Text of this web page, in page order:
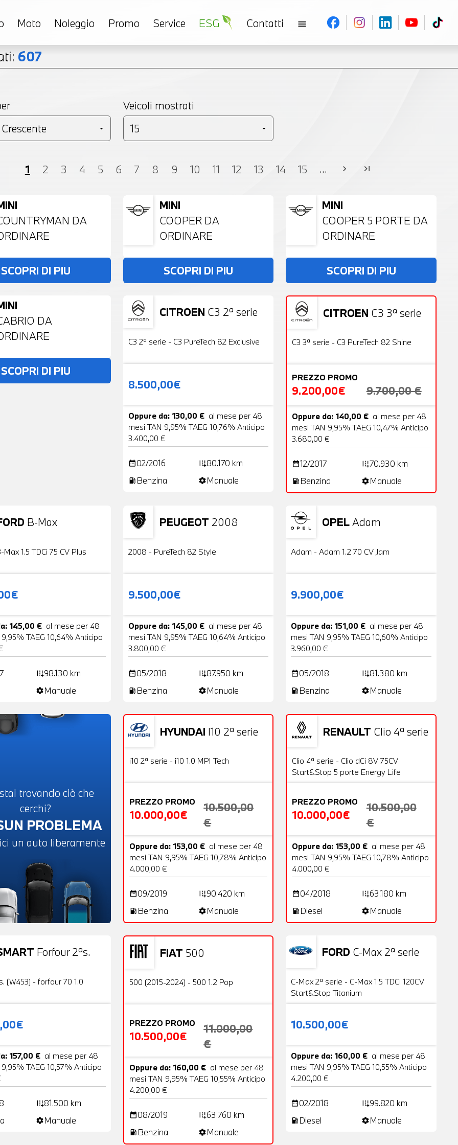
Moto Noleggio Promo Service ESG Contatti menu
607
Coupé SUV
Veicoli mostrati
1 2 3 4 5 6 7 8 9 10 11 12 13 14 15 ... chevron_right last_page
DA
SCOPRI DI PIU
MINI
COOPER DA
ORDINARE
SCOPRI DI PIU
MINI
COOPER 5 PORTE DA
ORDINARE
SCOPRI DI PIU
DA
SCOPRI DI PIU
CITROEN C3 2ª serie
Usato 19 Foto
C3 2ª serie - C3 PureTech 82 Exclusive
8.500,00€
Oppure da: 130,00 € al mese per 48
mesi TAN 9,95% TAEG 10,76% Anticipo
3.400,00 €
date_range02/2016 add_road80.170 km
local_gas_station Benzina settingsManuale
CITROEN C3 3ª serie
OFFERTA
Usato 22 Foto
C3 3ª serie - C3 PureTech 82 Shine
PREZZO PROMO
9.200,00€ 9.700,00 €
Oppure da: 140,00 € al mese per 48
mesi TAN 9,95% TAEG 10,47% Anticipo
3.680,00 €
date_range12/2017 add_road70.930 km
local_gas_station Benzina settingsManuale
B-Max
1.5 TDCi 75 CV Plus
145,00 € al mese per 48
TAEG 10,64% Anticipo
add_road98.130 km
settingsManuale
PEUGEOT 2008
Usato
2008 - PureTech 82 Style
9.500,00€
Oppure da: 145,00 € al mese per 48
mesi TAN 9,95% TAEG 10,64% Anticipo
3.800,00 €
date_range05/2018 add_road87.950 km
local_gas_station Benzina settingsManuale
OPELAdam
Usato
Adam - Adam 1.2 70 CV Jam
9.900,00€
Oppure da: 151,00 € al mese per 48
mesi TAN 9,95% TAEG 10,60% Anticipo
3.960,00 €
date_range05/2018 add_road81.380 km
local_gas_station Benzina settingsManuale
trovando ciò che
cerchi?
PROBLEMA
un auto liberamente
HYUNDAI I10 2ª serie
OFFERTA
Usato 18 Foto
i10 2ª serie - i10 1.0 MPI Tech
PREZZO PROMO
10.000,00€
10.500,00
€
Oppure da: 153,00 € al mese per 48
mesi TAN 9,95% TAEG 10,78% Anticipo
4.000,00 €
date_range09/2019 add_road90.420 km
local_gas_station Benzina settingsManuale
RENAULT Clio 4ª serie
OFFERTA
Usato 20 Foto
Clio 4ª serie - Clio dCi 8V 75CV
Start&Stop 5 porte Energy Life
PREZZO PROMO
10.000,00€
10.500,00
€
Oppure da: 153,00 € al mese per 48
mesi TAN 9,95% TAEG 10,78% Anticipo
4.000,00 €
date_range04/2018 add_road63.180 km
local_gas_station Diesel settingsManuale
Forfour 2ªs.19 Foto
(W453) - forfour 70 1.0
157,00 € al mese per 48
TAEG 10,57% Anticipo
add_road81.500 km
settingsManuale
FIAT 500
OFFERTA
Usato
500 (2015-2024) - 500 1.2 Pop
PREZZO PROMO
10.500,00€
11.000,00
€
Oppure da: 160,00 € al mese per 48
mesi TAN 9,95% TAEG 10,55% Anticipo
4.200,00 €
date_range08/2019 add_road63.760 km
local_gas_station Benzina settingsManuale
FORD C-Max 2ª serie
Usato 25 Foto
C-Max 2ª serie - C-Max 1.5 TDCi 120CV
Start&Stop Titanium
10.500,00€
Oppure da: 160,00 € al mese per 48
mesi TAN 9,95% TAEG 10,55% Anticipo
4.200,00 €
date_range02/2018 add_road99.820 km
local_gas_station Diesel settingsManuale